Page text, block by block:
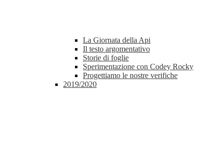
La Giornata della Api
Il testo argomentativo
Storie di foglie
Sperimentazione con Codey Rocky
Progettiamo le nostre verifiche
2019/2020